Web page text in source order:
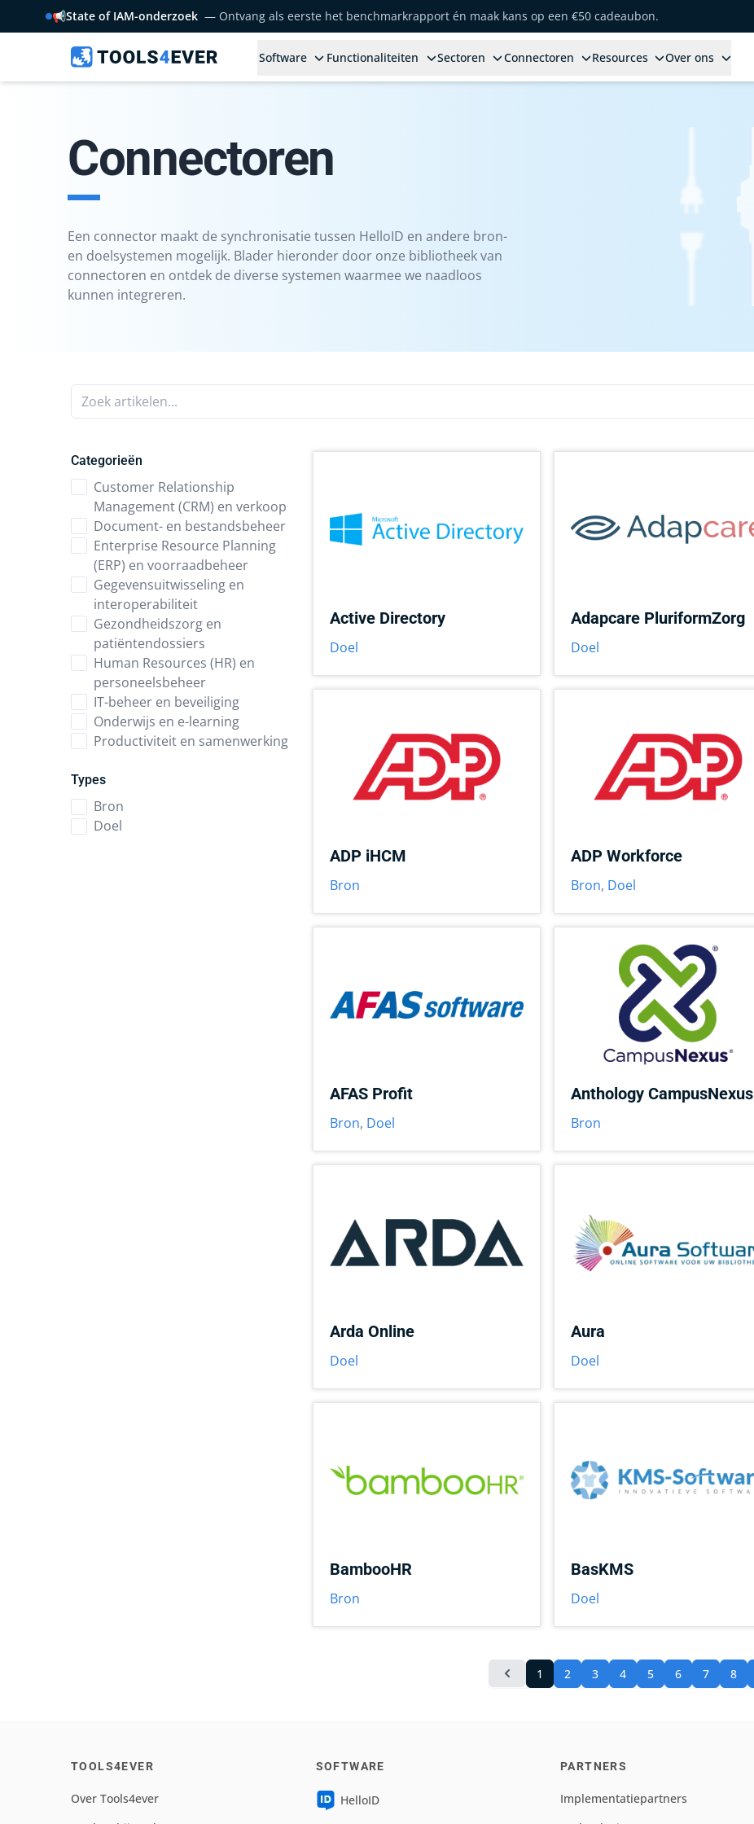
📢State of IAM-onderzoek — Ontvang als eerste het benchmarkrapport én maak kans op een €50 cadeaubon.
Software Functionaliteiten Sectoren Connectoren Resources Over ons
Connectoren
Een connector maakt de synchronisatie tussen HelloID en andere bron-
en doelsystemen mogelijk. Blader hieronder door onze bibliotheek van
connectoren en ontdek de diverse systemen waarmee we naadloos
kunnen integreren.
Zoek artikelen...
Categorieën
Customer Relationship
Management (CRM) en verkoop
Document- en bestandsbeheer
Enterprise Resource Planning
(ERP) en voorraadbeheer
Gegevensuitwisseling en
interoperabiliteit
Gezondheidszorg en
patiëntendossiers
Human Resources (HR) en
personeelsbeheer
IT-beheer en beveiliging
Onderwijs en e-learning
Productiviteit en samenwerking
Types
Bron
Doel
Active Directory
Doel
Adapcare PluriformZorg
Doel
ADP iHCM
Bron
ADP Workforce
Bron, Doel
AFAS Profit
Bron, Doel
Anthology CampusNexus
Bron
Arda Online
Doel
Aura
Doel
BambooHR
Bron
BasKMS
Doel
1 2 3 4 5 6 7 8
TOOLS4EVER
Over Tools4ever
SOFTWARE
HelloID
PARTNERS
Implementatiepartners